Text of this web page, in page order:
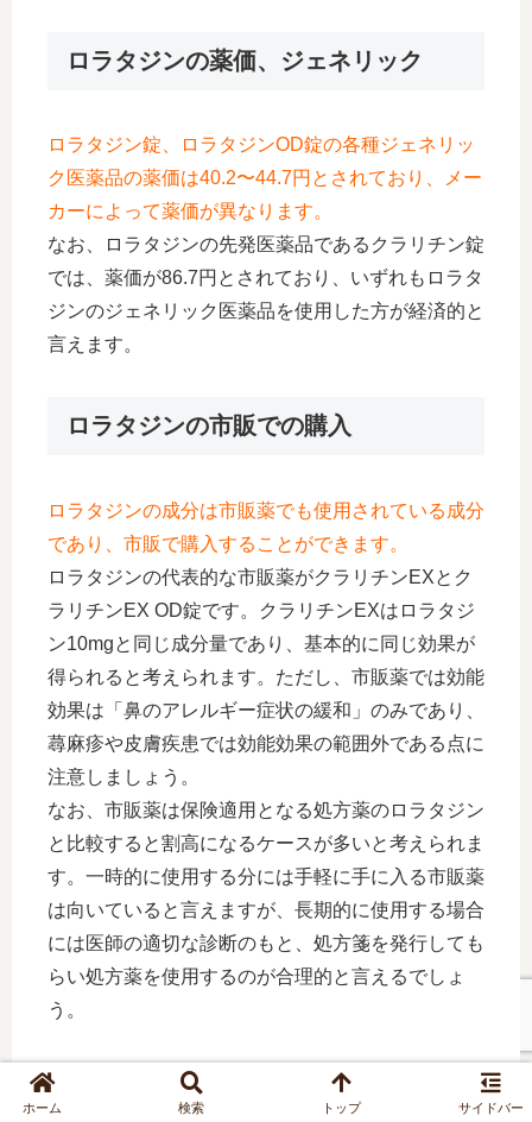
ロラタジンの薬価、ジェネリック
ロラタジン錠、ロラタジンOD錠の各種ジェネリッ
ク医薬品の薬価は40.2〜44.7円とされており、メー
カーによって薬価が異なります。
なお、ロラタジンの先発医薬品であるクラリチン錠
では、薬価が86.7円とされており、いずれもロラタ
ジンのジェネリック医薬品を使用した方が経済的と
言えます。
ロラタジンの市販での購入
ロラタジンの成分は市販薬でも使用されている成分
であり、市販で購入することができます。
ロラタジンの代表的な市販薬がクラリチンEXとク
ラリチンEX OD錠です。クラリチンEXはロラタジ
ン10mgと同じ成分量であり、基本的に同じ効果が
得られると考えられます。ただし、市販薬では効能
効果は「鼻のアレルギー症状の緩和」のみであり、
蕁麻疹や皮膚疾患では効能効果の範囲外である点に
注意しましょう。
なお、市販薬は保険適用となる処方薬のロラタジン
と比較すると割高になるケースが多いと考えられま
す。一時的に使用する分には手軽に手に入る市販薬
は向いていると言えますが、長期的に使用する場合
には医師の適切な診断のもと、処方箋を発行しても
らい処方薬を使用するのが合理的と言えるでしょ
う。
薬を使用する際には必ず薬の説明書や添付文書を確認し、医師
ホーム 検索 トップ サイドバー